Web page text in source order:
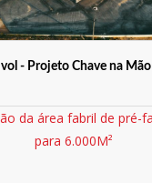
Ivol - Projeto Chave na Mão